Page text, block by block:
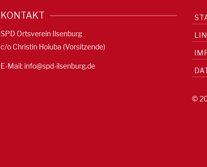
KONTAKT
SPD Ortsverein Ilsenburg
c/o Christin Holuba (Vorsitzende)
E-Mail: info@spd-ilsenburg.de
©